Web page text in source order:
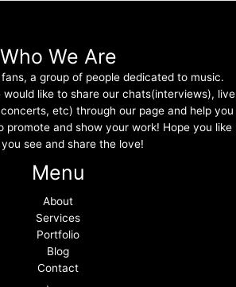
Who We Are
a group of people dedicated to music.
would like to share our chats(interviews), live
etc) through our page and help you
promote and show your work! Hope you like
see and share the love!
Menu
About
Services
Portfolio
Blog
Contact